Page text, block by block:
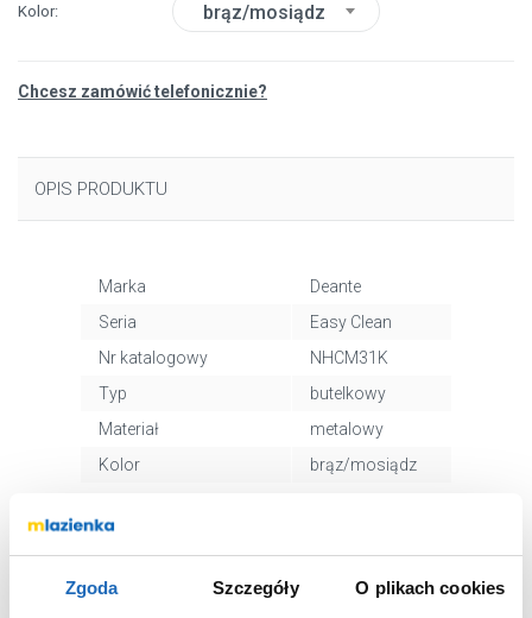
Zgoda Szczegóły O plikach cookies
Kolor brąz/mosiądz
Chcesz zamówić telefonicznie?
OPIS PRODUKTU
Marka
Deante
Seria
Easy Clean
Nr katalogowy
NHCM31K
Typ
butelkowy
Materiał
metalowy
Kolor
brąz/mosiądz
Wymiary z
opakowaniem
Waga z opakowaniem
0,77 kg